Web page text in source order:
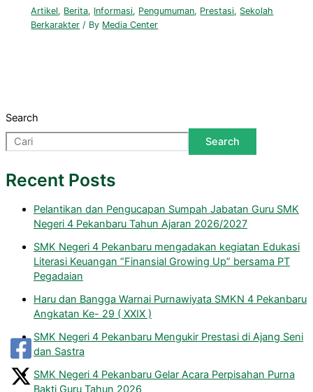
Artikel, Berita, Informasi, Pengumuman, Prestasi, Sekolah
Berkarakter / By Media Center
Search
Search
Recent Posts
Pelantikan dan Pengucapan Sumpah Jabatan Guru SMK
Negeri 4 Pekanbaru Tahun Ajaran 2026/2027
SMK Negeri 4 Pekanbaru mengadakan kegiatan Edukasi
Literasi Keuangan “Finansial Growing Up” bersama PT
Pegadaian
Haru dan Bangga Warnai Purnawiyata SMKN 4 Pekanbaru
Angkatan Ke- 29 ( XXIX )
SMK Negeri 4 Pekanbaru Mengukir Prestasi di Ajang Seni
dan Sastra
SMK Negeri 4 Pekanbaru Gelar Acara Perpisahan Purna
Bakti Guru Tahun 2026